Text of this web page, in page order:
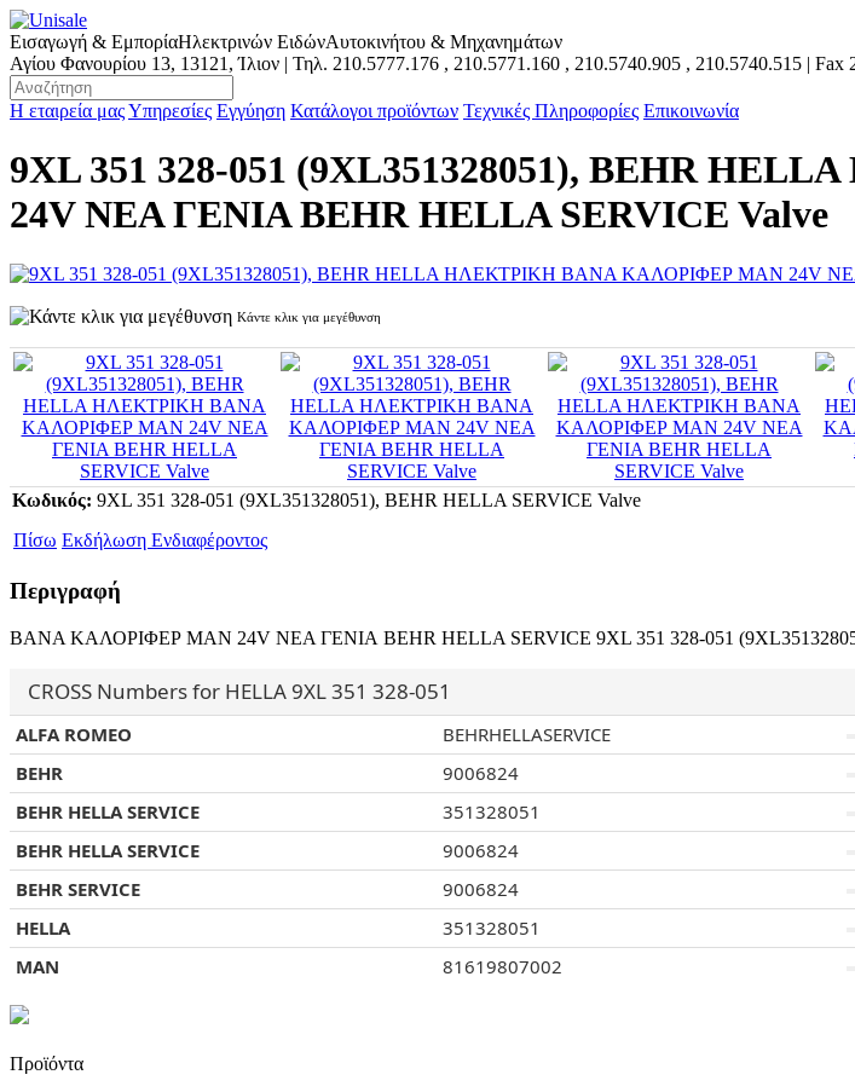
Εισαγωγή & ΕμπορίαΗλεκτρινών ΕιδώνΑυτοκινήτου & Μηχανημάτων
Αγίου Φανουρίου 13, 13121, Ίλιον | Τηλ. 210.5777.176 , 210.5771.160 , 210.5740.905 , 210.5740.515 | Fax
Η εταιρεία μαςΥπηρεσίες Εγγύηση Κατάλογοι προϊόντων Τεχνικές Πληροφορίες Επικοινωνία
9XL 351 328-051 (9XL351328051), BEHR
24V ΝΕΑ ΓΕΝΙΑ BEHR HELLA SERVICE Valve
Κάντε κλικ για μεγέθυνση
Κωδικός: 9XL 351 328-051 (9XL351328051), BEHR HELLA SERVICE Valve
Πίσω Εκδήλωση Ενδιαφέροντος
Περιγραφή
ΒΑΝΑ ΚΑΛΟΡΙΦΕΡ MAN 24V ΝΕΑ ΓΕΝΙΑ BEHR HELLA SERVICE 9XL 351 328-051
CROSS Numbers for HELLA 9XL 351 328-051
ALFA ROMEO
BEHRHELLASERVICE
BEHR
9006824
BEHR HELLA SERVICE
351328051
BEHR HELLA SERVICE
9006824
BEHR SERVICE
9006824
HELLA
351328051
MAN
81619807002
Προϊόντα